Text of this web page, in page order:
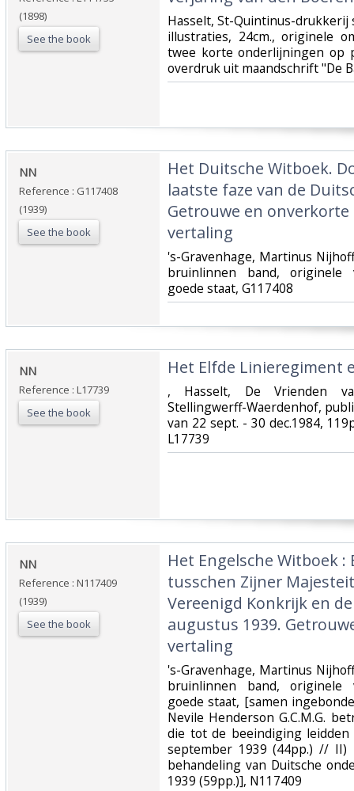
(1898)
See the book
‎Hasselt, St-Quintinus-drukkerij
illustraties, 24cm., originele
twee korte onderlijningen op
overdruk uit maandschrift "De
‎NN‎
Reference : G117408
(1939)
See the book
‎Het Duitsche Witboek.
laatste faze van de
Getrouwe en
vertaling‎
‎'s-Gravenhage, Martinus
bruinlinnen band, originele
goede staat, G117408‎
‎NN‎
Reference : L17739
See the book
‎Het Elfde Linieregiment
‎, Hasselt, De Vrienden
Stellingwerff-Waerdenhof,
van 22 sept. - 30 dec.1984,
L17739‎
‎NN‎
Reference : N117409
(1939)
See the book
‎Het Engelsche Witboek
tusschen Zijner
Vereenigd Konkrijk en
augustus 1939.
vertaling‎
‎'s-Gravenhage, Martinus
bruinlinnen band, originele
goede staat, [samen
Nevile Henderson G.C.M.G.
die tot de beeindiging
september 1939 (44pp.) // II)
behandeling van Duitsche
1939 (59pp.)], N117409‎